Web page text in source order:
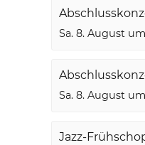
Sa. 8. August
Sa. 8. August
Jazz-